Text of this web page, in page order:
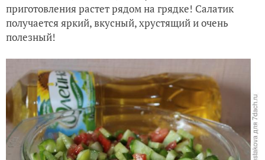
приготовления растет рядом на грядке! Салатик
получается яркий, вкусный, хрустящий и очень
полезный!